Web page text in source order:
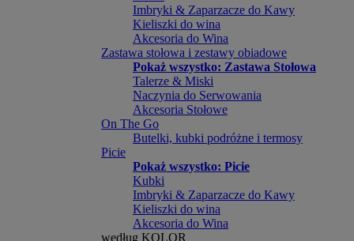
Imbryki & Zaparzacze do Kawy
Kieliszki do wina
Akcesoria do Wina
Zastawa stołowa i zestawy obiadowe
Pokaż wszystko: Zastawa Stołowa
Talerze & Miski
Naczynia do Serwowania
Akcesoria Stołowe
On The Go
Butelki, kubki podróżne i termosy
Picie
Pokaż wszystko: Picie
Kubki
Imbryki & Zaparzacze do Kawy
Kieliszki do wina
Akcesoria do Wina
według KOLOR